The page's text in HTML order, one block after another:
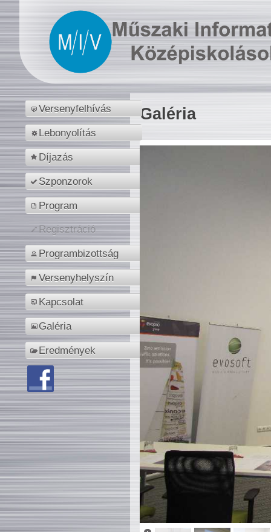
Versenyfelhívás
Lebonyolítás
Díjazás
Szponzorok
Program
Regisztráció
Programbizottság
Versenyhelyszín
Kapcsolat
Galéria
Eredmények
Galéria